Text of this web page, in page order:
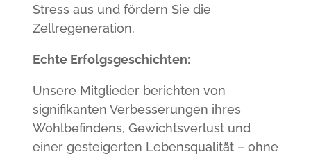
Stress aus und fördern Sie die
Zellregeneration.
Echte Erfolgsgeschichten:
Unsere Mitglieder berichten von
signifikanten Verbesserungen ihres
Wohlbefindens, Gewichtsverlust und
einer gesteigerten Lebensqualität – ohne